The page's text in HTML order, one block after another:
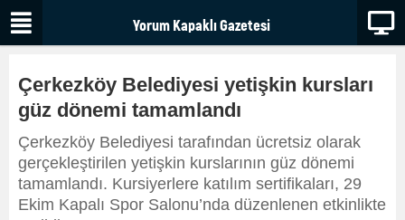
Çerkezköy Belediyesi yetişkin kursları
güz dönemi tamamlandı
Çerkezköy Belediyesi tarafından ücretsiz olarak
gerçekleştirilen yetişkin kurslarının güz dönemi
tamamlandı. Kursiyerlere katılım sertifikaları, 29
Ekim Kapalı Spor Salonu’nda düzenlenen etkinlikte